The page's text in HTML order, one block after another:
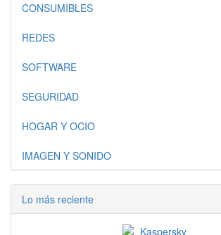
CONSUMIBLES
REDES
SOFTWARE
SEGURIDAD
HOGAR Y OCIO
IMAGEN Y SONIDO
Lo más reciente